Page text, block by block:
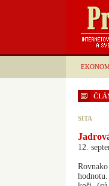
SITA
12.